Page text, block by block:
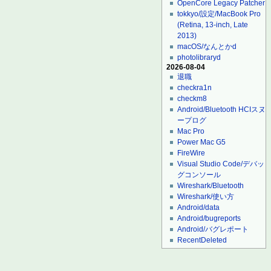
OpenCore Legacy Patcher
tokkyo/設定/MacBook Pro
(Retina, 13-inch, Late
2013)
macOS/なんとかd
photolibraryd
2026-08-04
退職
checkra1n
checkm8
Android/Bluetooth HCIスヌ
ープログ
Mac Pro
Power Mac G5
FireWire
Visual Studio Code/デバッ
グコンソール
Wireshark/Bluetooth
Wireshark/使い方
Android/data
Android/bugreports
Android/バグレポート
RecentDeleted